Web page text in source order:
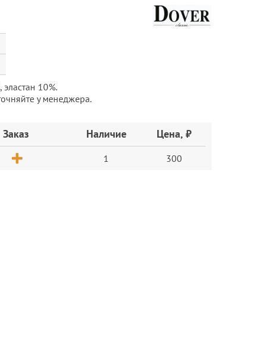
10%.
у менеджера.
Заказ Наличие Цена, ₽
1 300